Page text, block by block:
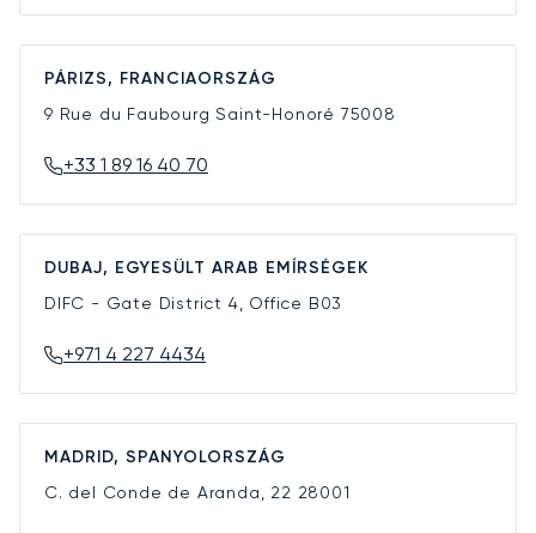
PÁRIZS, FRANCIAORSZÁG
9 Rue du Faubourg Saint-Honoré 75008
+33 1 89 16 40 70
DUBAJ, EGYESÜLT ARAB EMÍRSÉGEK
DIFC - Gate District 4, Office B03
+971 4 227 4434
MADRID, SPANYOLORSZÁG
C. del Conde de Aranda, 22 28001